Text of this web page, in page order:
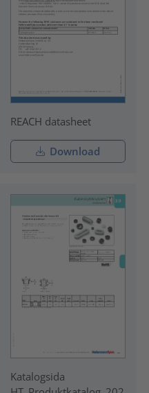
REACH datasheet
Download
Katalogsida